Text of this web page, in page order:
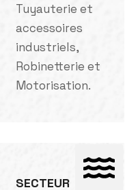
Tuyauterie et
accessoires
industriels,
Robinetterie et
Motorisation.
SECTEUR